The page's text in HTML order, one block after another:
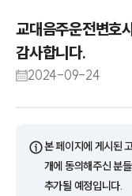
교대음주운전변호
감사합니다.
2024-09-24
ⓘ본 페이지에 게시된
개에 동의해주신 분
추가될 예정입니다.